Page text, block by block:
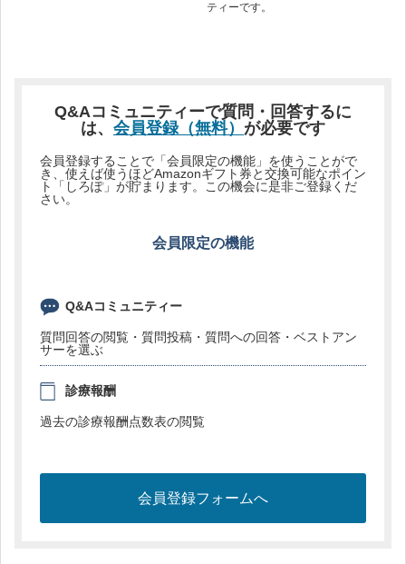
ティーです。
Q&Aコミュニティーで質問・回答するに
は、 会員登録（無料） が必要です
会員登録することで「会員限定の機能」を使うことがで
き、使えば使うほどAmazonギフト券と交換可能なポイン
ト「しろぽ」が貯まります。この機会に是非ご登録くだ
さい。
会員限定の機能
Q&Aコミュニティー
質問回答の閲覧・質問投稿・質問への回答・ベストアン
サーを選ぶ
診療報酬
過去の診療報酬点数表の閲覧
会員登録フォームへ